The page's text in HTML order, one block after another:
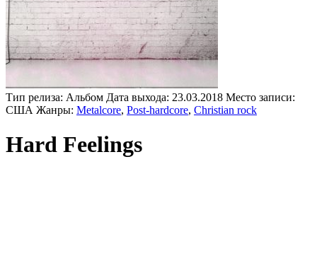
Тип релиза: Альбом Дата выхода: 23.03.2018 Место записи:
США Жанры: Metalcore, Post-hardcore, Christian rock
Hard Feelings